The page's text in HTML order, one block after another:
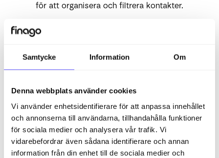
Samtycke Information Om
Denna webbplats använder cookies
Vi använder enhetsidentifierare för att anpassa innehållet
och annonserna till användarna, tillhandahålla funktioner
för sociala medier och analysera vår trafik. Vi
vidarebefordrar även sådana identifierare och annan
information från din enhet till de sociala medier och
för att organisera och filtrera kontakter.
Filutforskare
Här administrerar du mappstrukturen som
används för dokument kopplade till kunder,
Ekonomi
Order/Faktura
OCR-inställningar: